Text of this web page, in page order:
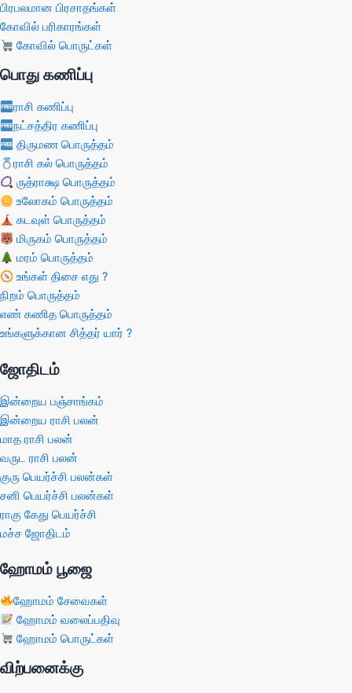
பிரபலமான பிரசாதங்கள்
கோவில் பரிகாரங்கள்
கோவில் பொருட்கள்
பொது கணிப்பு
ராசி கணிப்பு
நட்சத்திர கணிப்பு
திருமண பொருத்தம்
ராசி கல் பொருத்தம்
ருத்ராக்ஷ பொருத்தம்
உலோகம் பொருத்தம்
கடவுள் பொருத்தம்
மிருகம் பொருத்தம்
மரம் பொருத்தம்
உங்கள் திசை எது ?
நிறம் பொருத்தம்
எண் கணித பொருத்தம்
உங்களுக்கான சித்தர் யார் ?
ஜோதிடம்
இன்றைய பஞ்சாங்கம்
இன்றைய ராசி பலன்
மாத ராசி பலன்
வருட ராசி பலன்
குரு பெயர்ச்சி பலன்கள்
சனி பெயர்ச்சி பலன்கள்
ராகு கேது பெயர்ச்சி
மச்ச ஜோதிடம்
ஹோமம் பூஜை
ஹோமம் சேவைகள்
ஹோமம் வலைப்பதிவு
ஹோமம் பொருட்கள்
விற்பனைக்கு